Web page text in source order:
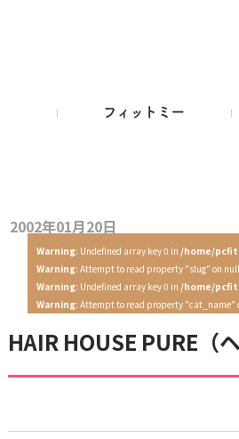
2002年01月20日
Warning: Undefined array key 0 in /home/
Warning: Attempt to read property "slug" on
Warning: Undefined array key 0 in /home/
Warning: Attempt to read property "cat_name"
HAIR HOUSE PURE（